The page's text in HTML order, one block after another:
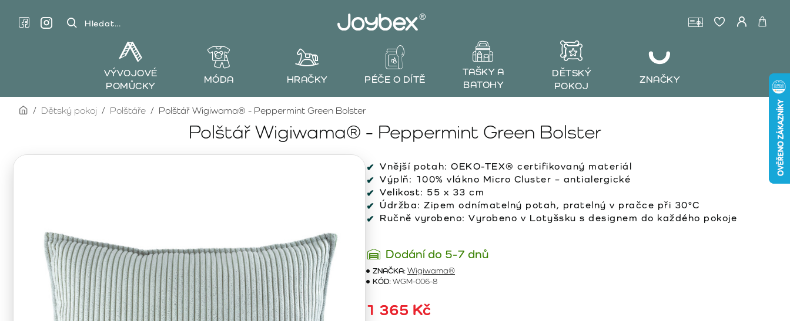
Hledat...
VÝVOJOVÉ
POMŮCKY
MÓDA HRAČKY PÉČE O DÍTĚ
TAŠKY A
BATOHY
DĚTSKÝ
POKOJ
ZNAČKY
Polštář Wigiwama® - Peppermint Green Bolster
homeDětský pokoj Polštáře Polštář Wigiwama® - Peppermint Green Bolster
Vnější potah: OEKO-TEX® certifikovaný materiál
Výplň: 100% vlákno Micro Cluster – antialergické
Velikost: 55 x 33 cm
Údržba: Zipem odnímatelný potah, pratelný v pračce při 30°C
Ručně vyrobeno: Vyrobeno v Lotyšsku s designem do každého pokoje
Dodání do 5-7 dnů
ZNAČKA:Wigiwama®
KÓD:WGM-006-8
1 365 Kč